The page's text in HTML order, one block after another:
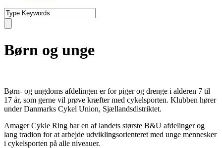
Børn og unge
Børn- og ungdoms afdelingen er for piger og drenge i alderen 7 til
17 år, som gerne vil prøve kræfter med cykelsporten. Klubben hører
under Danmarks Cykel Union, Sjællandsdistriktet.
Amager Cykle Ring har en af landets største B&U afdelinger og
lang tradion for at arbejde udviklingsorienteret med unge mennesker
i cykelsporten på alle niveauer.